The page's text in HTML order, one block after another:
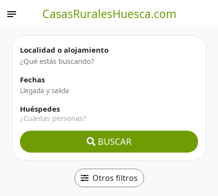
CasasRuralesHuesca.com
Localidad o alojamiento
Fechas
Huéspedes
¿Cuántas personas?
BUSCAR
Otros filtros